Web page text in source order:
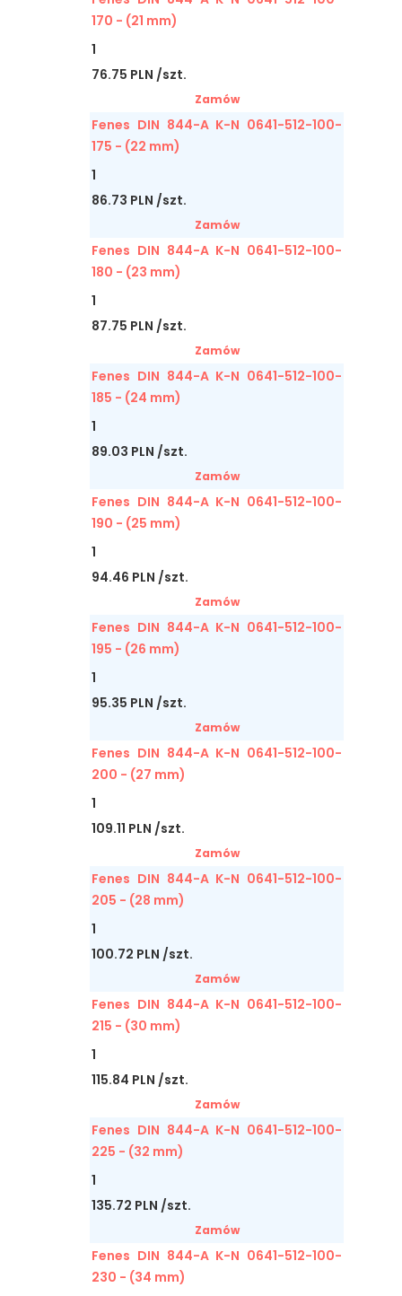
170 - (21 mm)
1
76.75 PLN /szt.
Zamów
Fenes DIN 844-A K-N 0641-512-100-
175 - (22 mm)
1
86.73 PLN /szt.
Zamów
Fenes DIN 844-A K-N 0641-512-100-
180 - (23 mm)
1
87.75 PLN /szt.
Zamów
Fenes DIN 844-A K-N 0641-512-100-
185 - (24 mm)
1
89.03 PLN /szt.
Zamów
Fenes DIN 844-A K-N 0641-512-100-
190 - (25 mm)
1
94.46 PLN /szt.
Zamów
Fenes DIN 844-A K-N 0641-512-100-
195 - (26 mm)
1
95.35 PLN /szt.
Zamów
Fenes DIN 844-A K-N 0641-512-100-
200 - (27 mm)
1
109.11 PLN /szt.
Zamów
Fenes DIN 844-A K-N 0641-512-100-
205 - (28 mm)
1
100.72 PLN /szt.
Zamów
Fenes DIN 844-A K-N 0641-512-100-
215 - (30 mm)
1
115.84 PLN /szt.
Zamów
Fenes DIN 844-A K-N 0641-512-100-
225 - (32 mm)
1
135.72 PLN /szt.
Zamów
Fenes DIN 844-A K-N 0641-512-100-
230 - (34 mm)